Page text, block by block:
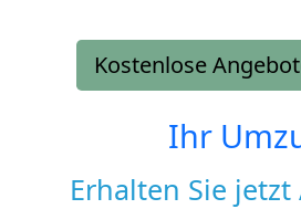
Kostenlose
Ihr
Erhalten Sie